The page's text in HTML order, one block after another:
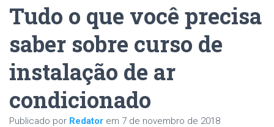
A
Tudo o que você precisa
saber sobre curso de
instalação de ar
condicionado
Publicado por Redator em 7 de novembro de 2018